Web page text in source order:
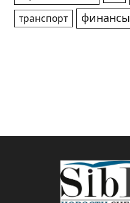
транспорт финансы